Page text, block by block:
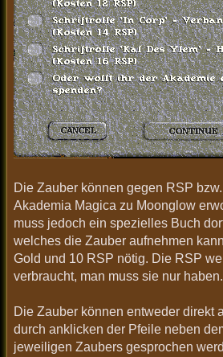
Die Zauber können gegen RSP
Akademia Magica zu Moonglow
muss jedoch ein spezielles Buch
welches die Zauber aufnehmen
Gold und 10 RSP nötig. Die RSP
verbraucht, man muss sie nur haben.
Die Zauber können entweder direkt
durch anklicken der Pfeile neben
jeweiligen Zaubers gesprochen